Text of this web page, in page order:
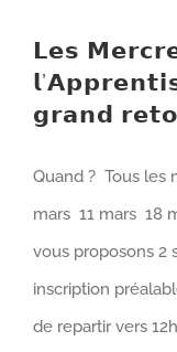
𝗟𝗲𝘀
𝗴𝗿𝗮𝗻𝗱
Quand ? Tous les
mars 11 mars 18
vous proposons 2
inscription
de repartir vers